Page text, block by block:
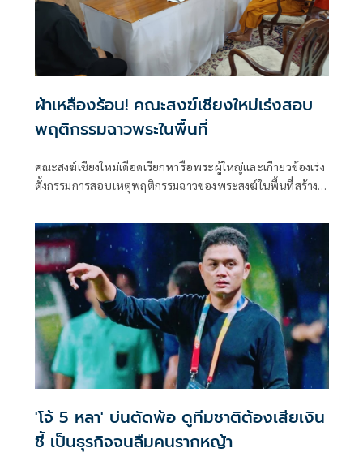
ผ้าเหลืองร้อน! คณะสงฆ์เชียงใหม่เร่งสอบ
พฤติกรรมฉาวพระในพื้นที่
คณะสงฆ์เชียงใหม่เดือดเรียกหารือพระผู้ใหญ่และเกีายวข้องเร่ง
ตั้งกรรมการสอบเหตุพฤติกรรมฉาวของพระสงฆ์ในพื้นที่สร้าง
โดยเร็ว
'โจ้ 5 หลา' บ่นตัดพ้อ ดูทีมชาติต้องเสียเงิน
ชี้ เป็นธุรกิจจนลืมคนรากหญ้า